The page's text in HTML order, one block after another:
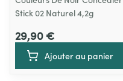
Stick 02 Naturel 4,2g
29,90 €
Ajouter au panier